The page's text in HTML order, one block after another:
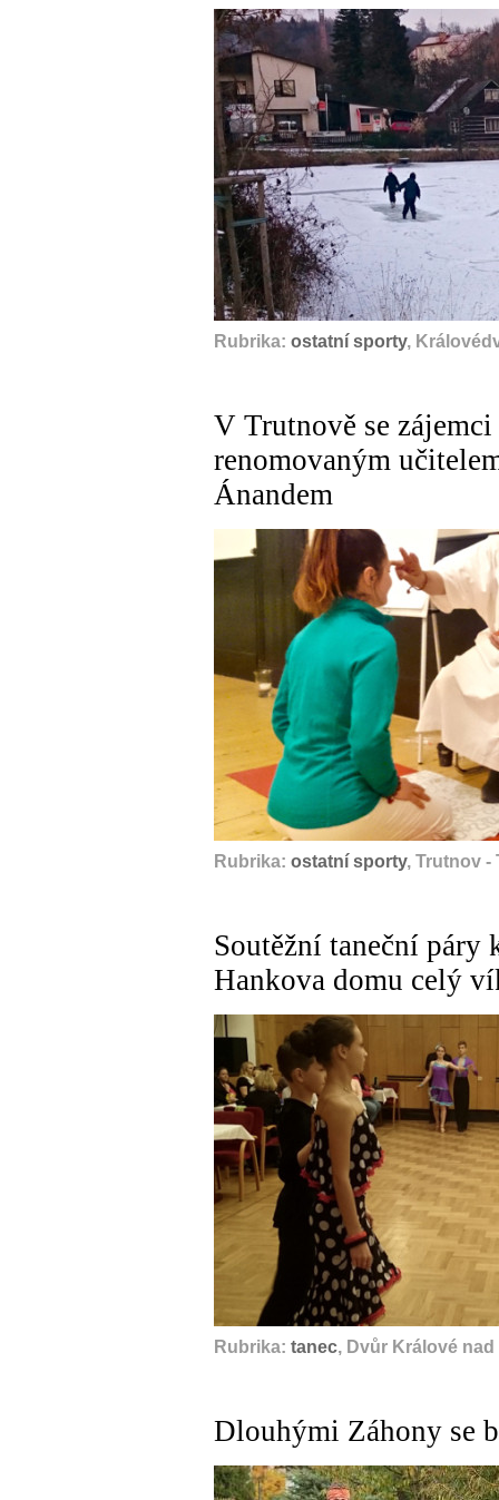
Rubrika: ostatní sporty,
V Trutnově se
renomovaným
Ánandem
Rubrika: ostatní sporty, Trutnov -
Soutěžní taneční páry
Hankova domu celý
Rubrika: tanec, Dvůr Králové
Dlouhými Záhony se